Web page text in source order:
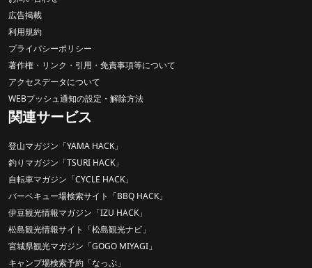
広告掲載
利用規約
プライバシーポリシー
著作権・リンク・引用・免責事項等について
アクセスデータについて
WEBプッシュ通知の設定・解除方法
関連サービス
登山マガジン「YAMA HACK」
釣りマガジン「TSURI HACK」
自転車マガジン「CYCLE HACK」
バーベキュー場検索サイト「BBQ HACK」
伊豆観光情報マガジン「IZU HACK」
松島観光情報サイト「松島観光ナビ」
宮城県観光マガジン「GOGO MIYAGI」
キャンプ場検索予約「なっぷ」